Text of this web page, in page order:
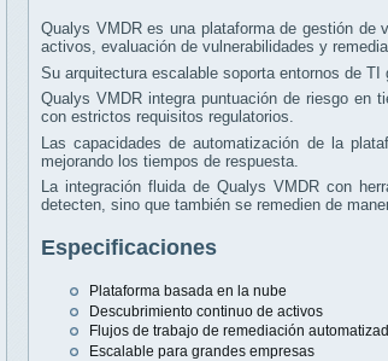
Qualys VMDR es una plataforma de gestión de
activos, evaluación de vulnerabilidades y
Su arquitectura escalable soporta entornos de
Qualys VMDR integra puntuación de riesgo en
con estrictos requisitos regulatorios.
Las capacidades de automatización de la
mejorando los tiempos de respuesta.
La integración fluida de Qualys VMDR con
detecten, sino que también se remedien de
Especificaciones
Plataforma basada en la nube
Descubrimiento continuo de activos
Flujos de trabajo de remediación
Escalable para grandes empresas